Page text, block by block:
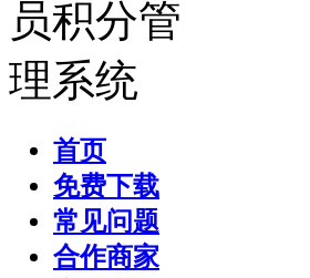
首页
免费下载
常见问题
合作商家